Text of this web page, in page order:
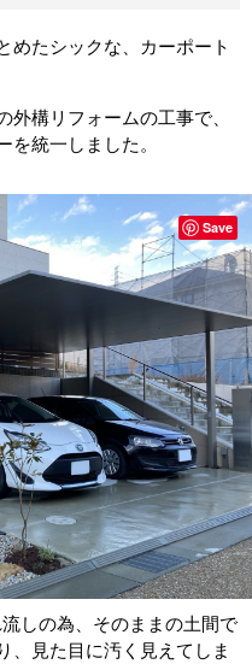
めたシックな、カーポート
外構リフォームの工事で、
を統一しました。
しの為、そのままの土間で
、見た目に汚く見えてしま
Save